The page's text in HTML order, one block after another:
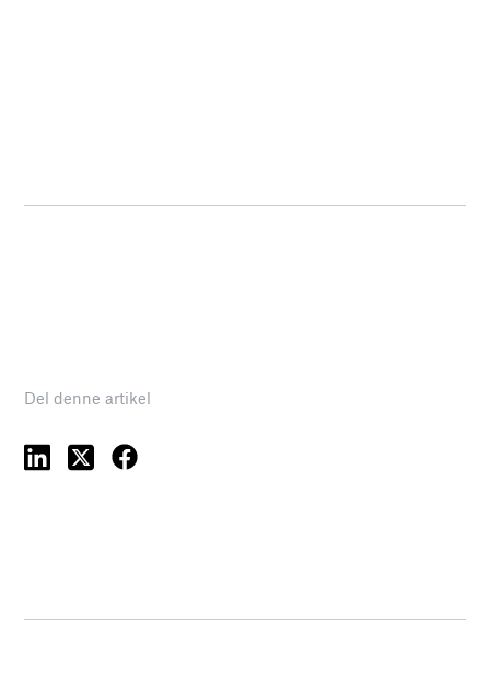
Del denne artikel